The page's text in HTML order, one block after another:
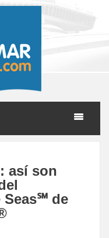
así son
Seas℠ de